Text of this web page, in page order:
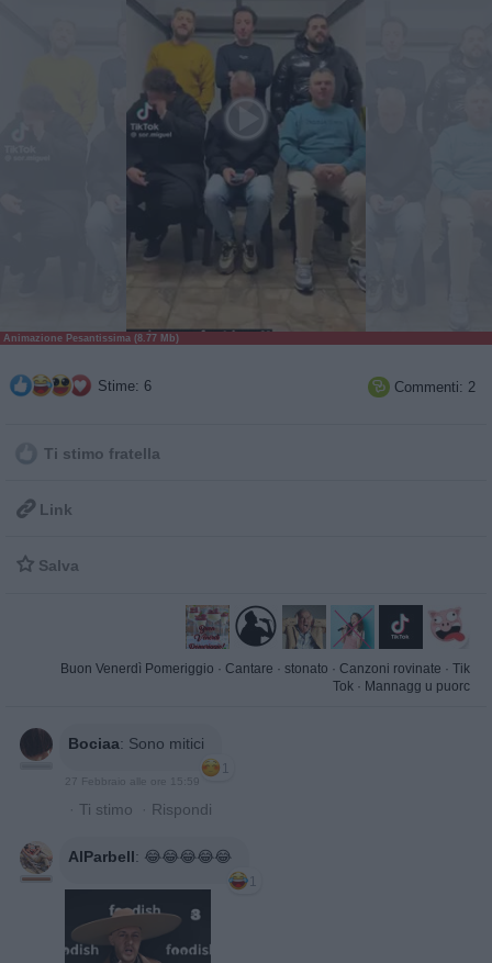
Animazione Pesantissima (8.77 Mb)
Stime: 6  Commenti: 2
Ti stimo fratella
 Link
 Salva
Buon Venerdì Pomeriggio · Cantare · stonato · Canzoni rovinate · Tik
Tok · Mannagg u puorc
Bociaa: Sono mitici
1
27 Febbraio alle ore 15:59
· Ti stimo · Rispondi
AlParbell: 😂😂😂😂😂
1